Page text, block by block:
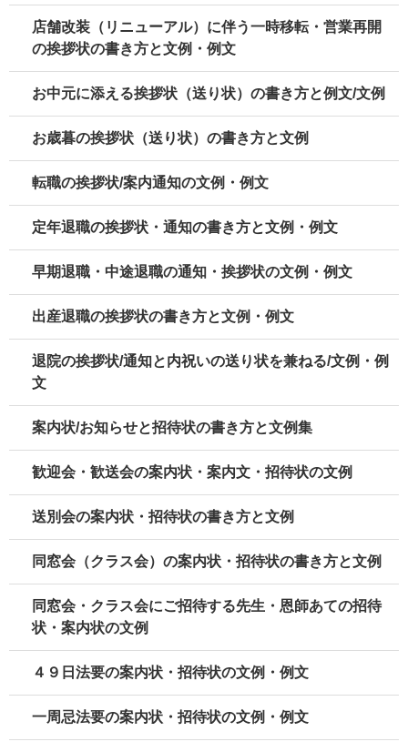
店舗改装（リニューアル）に伴う一時移転・営業再開
の挨拶状の書き方と文例・例文
お中元に添える挨拶状（送り状）の書き方と例文/文例
お歳暮の挨拶状（送り状）の書き方と文例
転職の挨拶状/案内通知の文例・例文
定年退職の挨拶状・通知の書き方と文例・例文
早期退職・中途退職の通知・挨拶状の文例・例文
出産退職の挨拶状の書き方と文例・例文
退院の挨拶状/通知と内祝いの送り状を兼ねる/文例・例
文
案内状/お知らせと招待状の書き方と文例集
歓迎会・歓送会の案内状・案内文・招待状の文例
送別会の案内状・招待状の書き方と文例
同窓会（クラス会）の案内状・招待状の書き方と文例
同窓会・クラス会にご招待する先生・恩師あての招待
状・案内状の文例
４９日法要の案内状・招待状の文例・例文
一周忌法要の案内状・招待状の文例・例文